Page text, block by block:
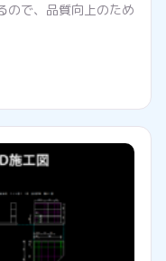
ので、品質向上のため